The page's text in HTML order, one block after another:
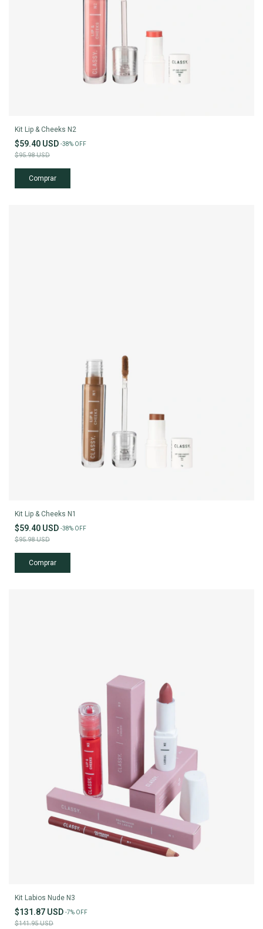
Kit Lip & Cheeks N2
$59.40 USD -38% OFF
$95.98 USD
Kit Lip & Cheeks N1
$59.40 USD -38% OFF
$95.98 USD
Kit Labios Nude N3
$131.87 USD -7% OFF
$141.95 USD